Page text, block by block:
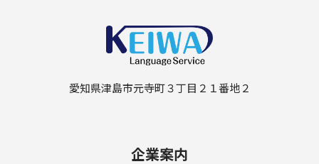
愛知県津島市元寺町３丁目２１番地２
企業案内